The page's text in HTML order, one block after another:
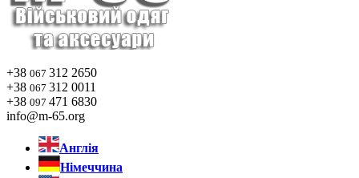
+38 067 312 2650
+38 067 312 0011
+38 097 471 6830
info@m-65.org
Англія
Німеччина